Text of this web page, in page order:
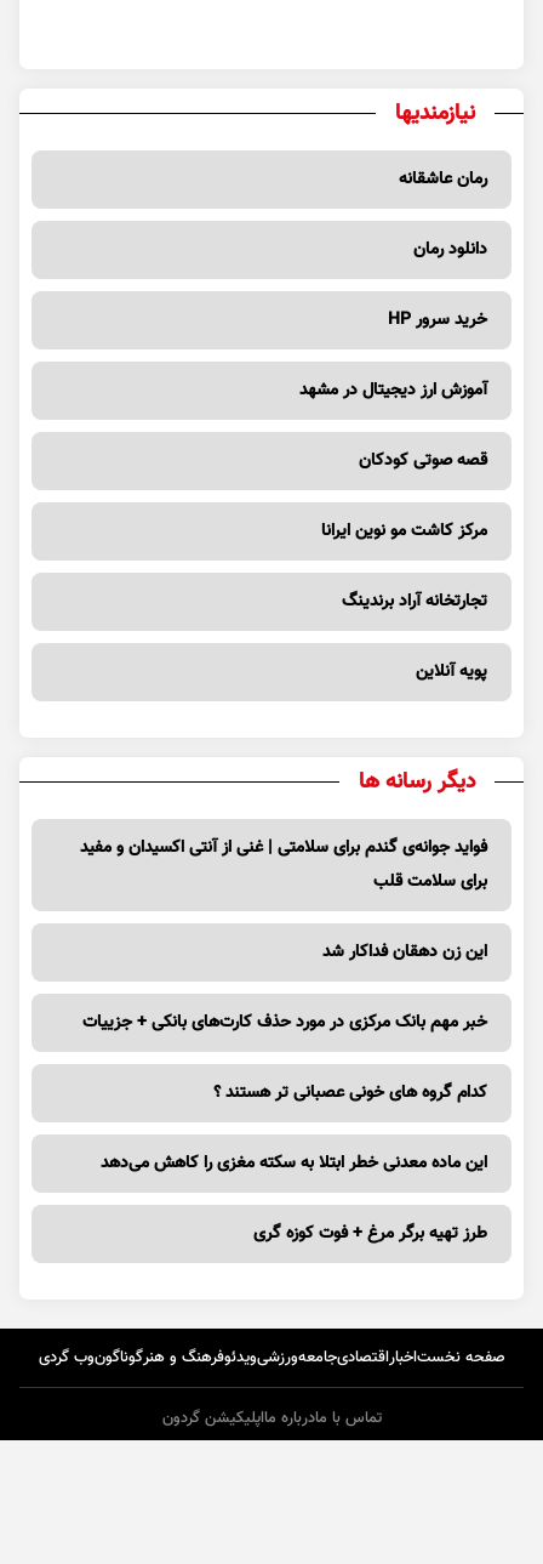
نیازمندیها
رمان عاشقانه
دانلود رمان
خرید سرور HP
آموزش ارز دیجیتال در مشهد
قصه صوتی کودکان
مرکز کاشت مو نوین ایرانا
تجارتخانه آراد برندینگ
پویه آنلاین
دیگر رسانه ها
فواید جوانه‌ی گندم برای سلامتی | غنی از آنتی اکسیدان و مفید
برای سلامت قلب
این زن دهقان فداکار شد
خبر مهم بانک مرکزی در مورد حذف کارت‌های بانکی + جزییات
کدام گروه های خونی عصبانی تر هستند ؟
این ماده معدنی خطر ابتلا به سکته مغزی را کاهش می‌دهد
طرز تهیه برگر مرغ + فوت کوزه گری
صفحه نخستاخباراقتصادیجامعهورزشیویدئوفرهنگ و هنرگوناگونوب گردی
تماس با مادرباره مااپلیکیشن گردون